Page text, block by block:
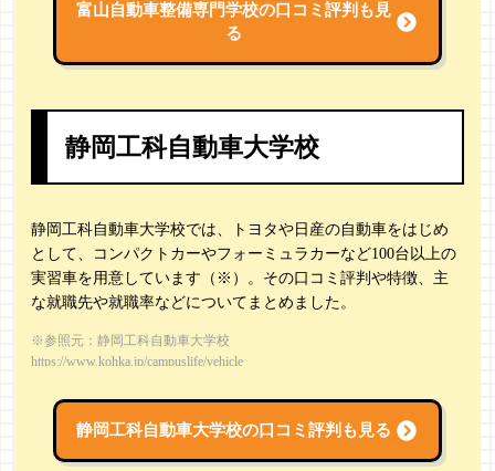
富山自動車整備専門学校の口コミ評判も見
る
静岡工科自動車大学校
静岡工科自動車大学校では、トヨタや日産の自動車をはじめ
として、コンパクトカーやフォーミュラカーなど100台以上の
実習車を用意しています（※）。その口コミ評判や特徴、主
な就職先や就職率などについてまとめました。
※参照元：静岡工科自動車大学校
https://www.kohka.jp/campuslife/vehicle
静岡工科自動車大学校の口コミ評判も見る